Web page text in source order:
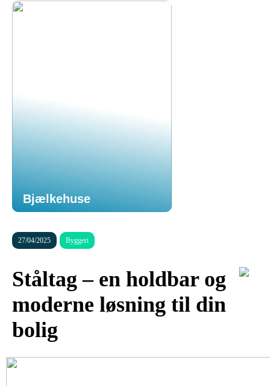
Bjælkehuse
27/04/2025 Byggeri
Ståltag – en holdbar og
moderne løsning til din
bolig